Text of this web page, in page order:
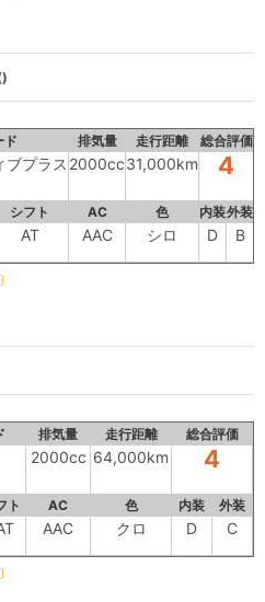
ド 排気量 走行距離 総合評価
ブプラス 2000cc31,000km 4
シフト AC 色 内装外装
AT AAC シロ D B
排気量 走行距離 総合評価
2000cc 64,000km 4
ト AC 色 内装 外装
AAC クロ D C